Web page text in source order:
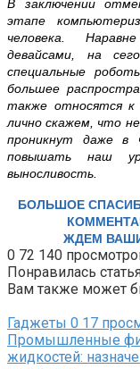
В заключении
этапе
человека.
девайсами, на
специальные
большее
также относятся
лично скажем, что
проникнут даже в
повышать наш
выносливость.
БОЛЬШОЕ
ЖДЕМ
0 72 140
Понравилась
Вам также может
Гаджеты 0 17
Промышленные
жидкостей: